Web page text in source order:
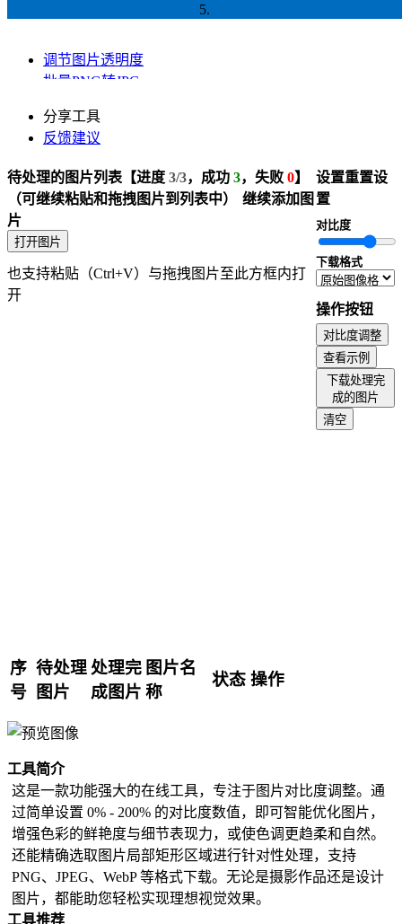
调节图片透明度
批量PNG转JPG
批量修改图片颜色
批量图片色彩调整
批量图片添加噪声
批量JPG转PNG
WebP转PNG
批量PNG转WebP
图片配色提取
批量颜色通道提取
图片等比例放大
图片尺寸缩小
图片批量复制
图片水平翻转
图像垂直翻转
图像方向调整
图片添加边框
证件照尺寸修改
图片圆角
PNG反向抠图
分享工具
反馈建议
待处理的图片列表 【进度 3/3，成功 3，失败 0】
（可继续粘贴和拖拽图片到列表中）
继续添加图
片
打开图片
也支持粘贴（Ctrl+V）与拖拽图片至此方框内打
开
序
号
待处理
图片
处理完
成图片
图片名
称
状态 操作
设置重置设
置
对比度
下载格式
操作按钮
对比度调整
查看示例
下载处理完
成的图片
清空
工具简介
这是一款功能强大的在线工具，专注于图片对比度调整。通
过简单设置 0% - 200% 的对比度数值，即可智能优化图片，
增强色彩的鲜艳度与细节表现力，或使色调更趋柔和自然。
还能精确选取图片局部矩形区域进行针对性处理，支持
PNG、JPEG、WebP 等格式下载。无论是摄影作品还是设计
图片，都能助您轻松实现理想视觉效果。
工具推荐